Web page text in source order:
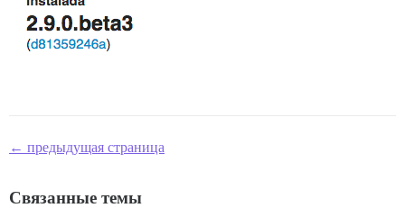
← предыдущая страница
Связанные темы